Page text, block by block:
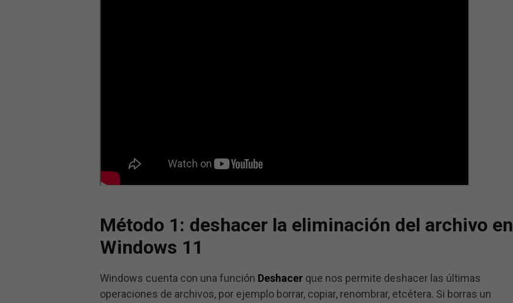
Método 1: deshacer la eliminación del archivo en
Windows 11
Windows cuenta con una función Deshacer que nos permite deshacer las últimas
operaciones de archivos, por ejemplo borrar, copiar, renombrar, etcétera. Si borras un